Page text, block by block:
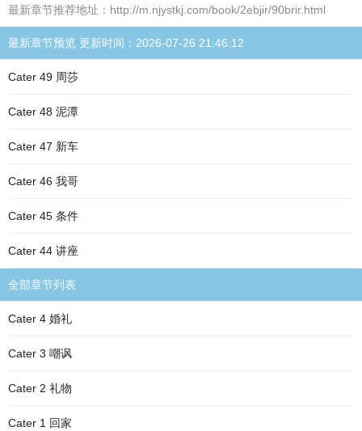
最新章节推荐地址：http://m.njystkj.com/book/2ebjir/90brir.html
最新章节预览 更新时间：2026-07-26 21:46:12
Cater 49 周莎
Cater 48 泥潭
Cater 47 新车
Cater 46 我哥
Cater 45 条件
Cater 44 讲座
全部章节列表
Cater 4 婚礼
Cater 3 嘲讽
Cater 2 礼物
Cater 1 回家